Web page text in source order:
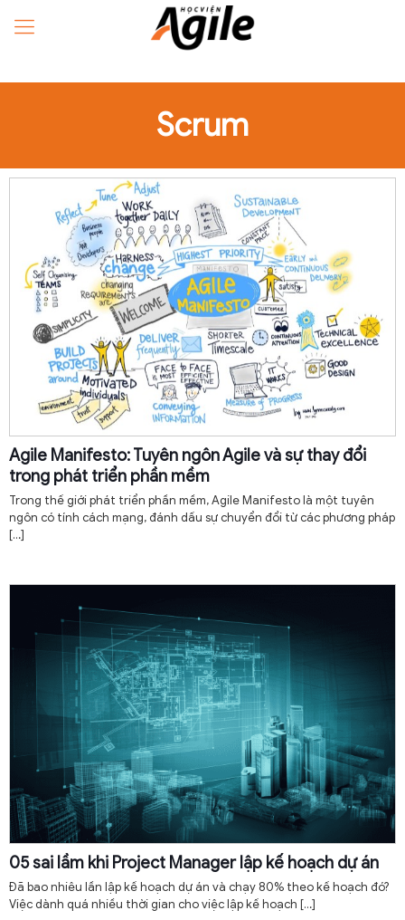
Scrum
Agile Manifesto: Tuyên ngôn Agile và sự thay đổi
trong phát triển phần mềm
Trong thế giới phát triển phần mềm, Agile Manifesto là một tuyên
ngôn có tính cách mạng, đánh dấu sự chuyển đổi từ các phương pháp
[…]
05 sai lầm khi Project Manager lập kế hoạch dự án
Đã bao nhiêu lần lập kế hoạch dự án và chạy 80% theo kế hoạch đó?
Việc dành quá nhiều thời gian cho việc lập kế hoạch […]